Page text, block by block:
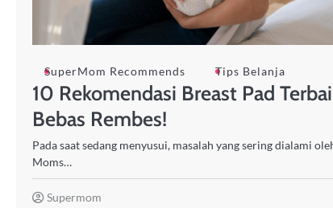
SuperMom Recommends Tips Belanja
10 Rekomendasi Breast Pad
Bebas Rembes!
Pada saat sedang menyusui, masalah yang sering dialami
Moms…
Supermom